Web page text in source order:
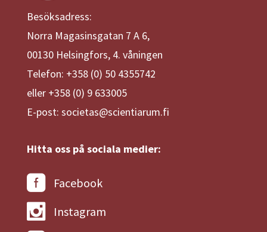
Besöksadress:
Norra Magasinsgatan 7 A 6,
00130 Helsingfors, 4. våningen
Telefon: +358 (0) 50 4355742
eller +358 (0) 9 633005
E-post: societas@scientiarum.fi
Hitta oss på sociala medier:
Facebook
Instagram